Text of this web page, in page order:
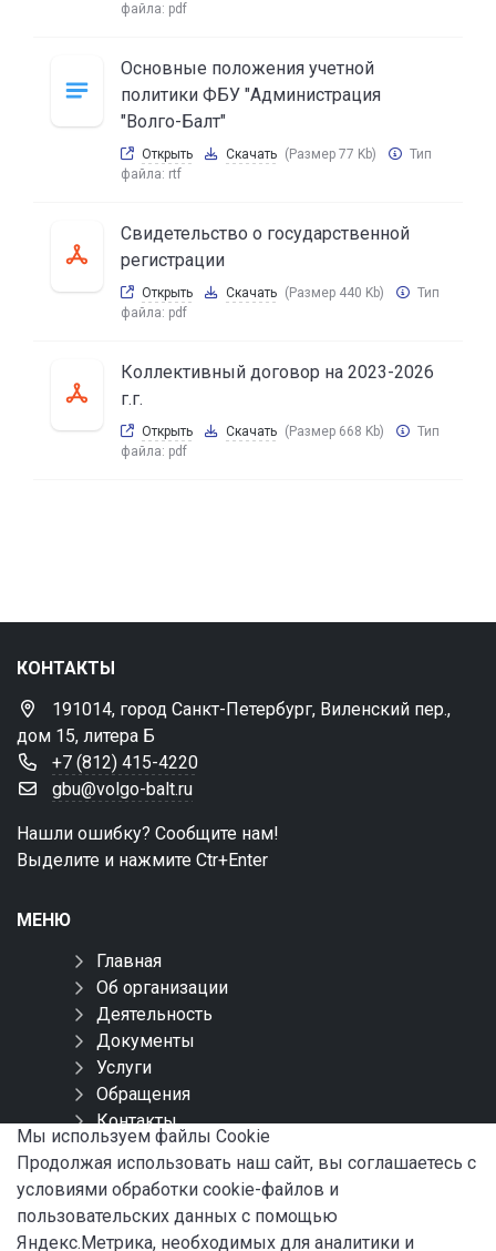
файла: pdf
Основные положения учетной
политики ФБУ "Администрация
"Волго-Балт"
Открыть Скачать (Размер 77 Kb)
Тип
файла: rtf
Свидетельство о государственной
регистрации
Открыть Скачать (Размер 440 Kb)
Тип
файла: pdf
Коллективный договор на 2023-2026
г.г.
Открыть Скачать (Размер 668 Kb)
Тип
файла: pdf
КОНТАКТЫ
191014, город Санкт-Петербург, Виленский пер.,
дом 15, литера Б
+7 (812) 415-4220
gbu@volgo-balt.ru
Нашли ошибку? Сообщите нам!
Выделите и нажмите Ctr+Enter
МЕНЮ
Главная
Об организации
Деятельность
Документы
Услуги
Обращения
Контакты
Карта сайта
СОЦИАЛЬНЫЕ СЕТИ
Мы используем файлы Сookie
Продолжая использовать наш сайт, вы соглашаетесь с
условиями обработки cookie-файлов и
пользовательских данных с помощью
Яндекс.Метрика, необходимых для аналитики и